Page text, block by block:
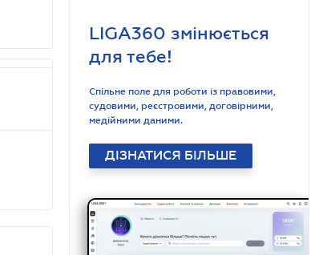
LIGA360 змінюється
для тебе!
Спільне поле для роботи із правовими,
судовими, реєстровими, договірними,
медійними даними.
ДІЗНАТИСЯ БІЛЬШЕ